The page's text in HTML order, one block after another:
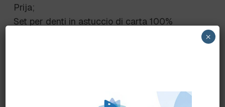
Prija;
Set per denti in astuccio di carta 100%
×